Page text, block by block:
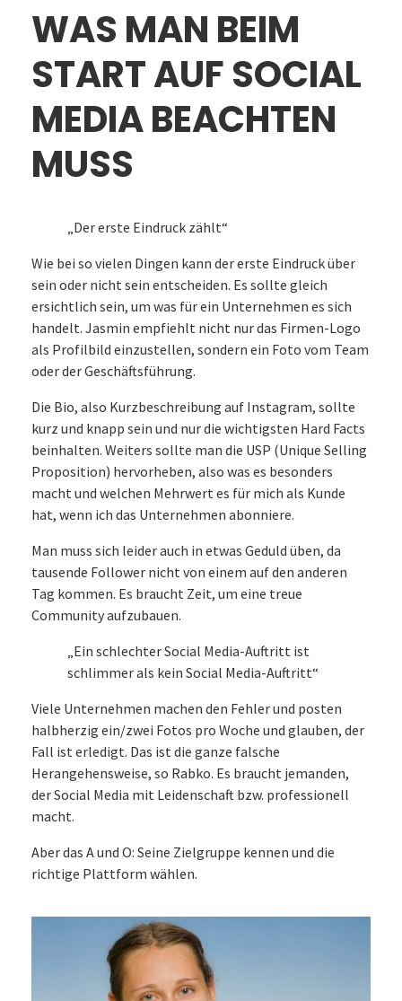
WAS MAN BEIM
START AUF SOCIAL
MEDIA BEACHTEN
MUSS
„Der erste Eindruck zählt“
Wie bei so vielen Dingen kann der erste Eindruck über
sein oder nicht sein entscheiden. Es sollte gleich
ersichtlich sein, um was für ein Unternehmen es sich
handelt. Jasmin empfiehlt nicht nur das Firmen-Logo
als Profilbild einzustellen, sondern ein Foto vom Team
oder der Geschäftsführung.
Die Bio, also Kurzbeschreibung auf Instagram, sollte
kurz und knapp sein und nur die wichtigsten Hard Facts
beinhalten. Weiters sollte man die USP (Unique Selling
Proposition) hervorheben, also was es besonders
macht und welchen Mehrwert es für mich als Kunde
hat, wenn ich das Unternehmen abonniere.
Man muss sich leider auch in etwas Geduld üben, da
tausende Follower nicht von einem auf den anderen
Tag kommen. Es braucht Zeit, um eine treue
Community aufzubauen.
„Ein schlechter Social Media-Auftritt ist
schlimmer als kein Social Media-Auftritt“
Viele Unternehmen machen den Fehler und posten
halbherzig ein/zwei Fotos pro Woche und glauben, der
Fall ist erledigt. Das ist die ganze falsche
Herangehensweise, so Rabko. Es braucht jemanden,
der Social Media mit Leidenschaft bzw. professionell
macht.
Aber das A und O: Seine Zielgruppe kennen und die
richtige Plattform wählen.